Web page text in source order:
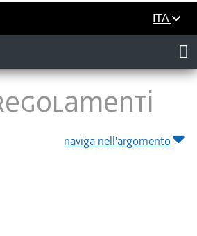
ITA
naviga nell'argomento